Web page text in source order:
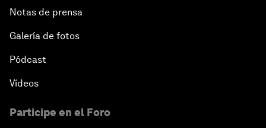
Notas de prensa
Galería de fotos
Pódcast
Vídeos
Participe en el Foro